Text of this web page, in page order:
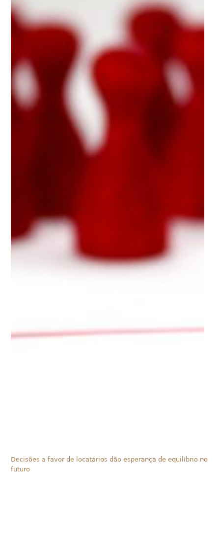
Decisões a favor de locatários dão esperança de equilíbrio no
futuro